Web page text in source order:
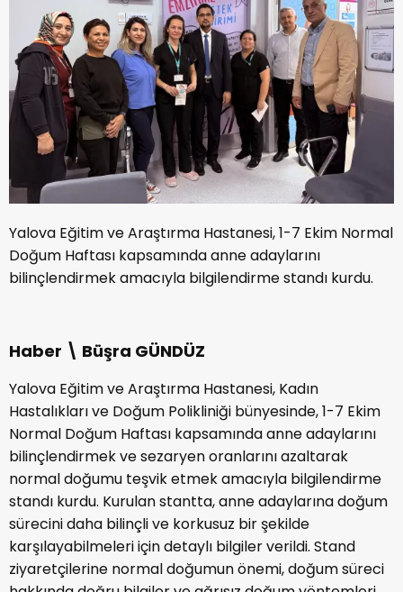
Yalova Eğitim ve Araştırma Hastanesi, 1-7 Ekim Normal
Doğum Haftası kapsamında anne adaylarını
bilinçlendirmek amacıyla bilgilendirme standı kurdu.
Haber \ Büşra GÜNDÜZ
Yalova Eğitim ve Araştırma Hastanesi, Kadın
Hastalıkları ve Doğum Polikliniği bünyesinde, 1-7 Ekim
Normal Doğum Haftası kapsamında anne adaylarını
bilinçlendirmek ve sezaryen oranlarını azaltarak
normal doğumu teşvik etmek amacıyla bilgilendirme
standı kurdu. Kurulan stantta, anne adaylarına doğum
sürecini daha bilinçli ve korkusuz bir şekilde
karşılayabilmeleri için detaylı bilgiler verildi. Stand
ziyaretçilerine normal doğumun önemi, doğum süreci